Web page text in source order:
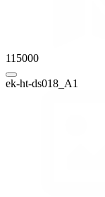
115000
ek-ht-ds018_А1